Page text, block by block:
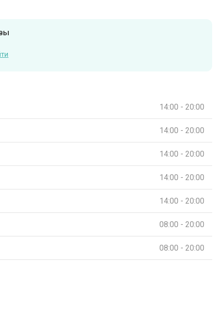
14:00 - 20:00
14:00 - 20:00
14:00 - 20:00
14:00 - 20:00
14:00 - 20:00
08:00 - 20:00
08:00 - 20:00